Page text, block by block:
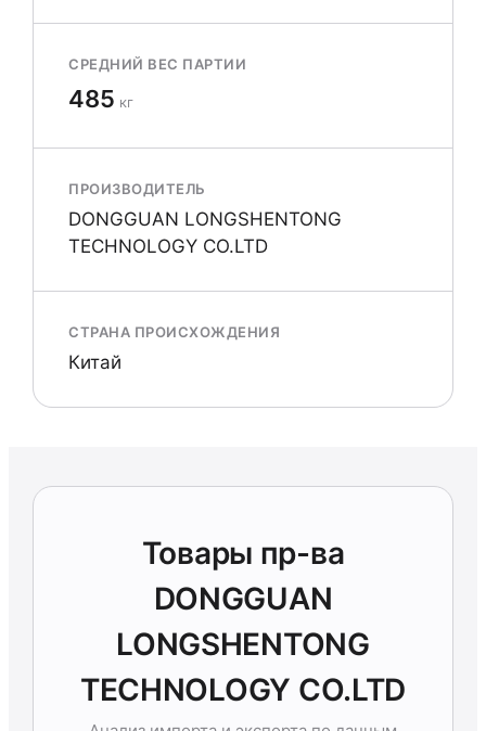
СРЕДНИЙ ВЕС ПАРТИИ
485 кг
ПРОИЗВОДИТЕЛЬ
DONGGUAN LONGSHENTONG
TECHNOLOGY CO.LTD
СТРАНА ПРОИСХОЖДЕНИЯ
Китай
Товары пр-ва
DONGGUAN
LONGSHENTONG
TECHNOLOGY CO.LTD